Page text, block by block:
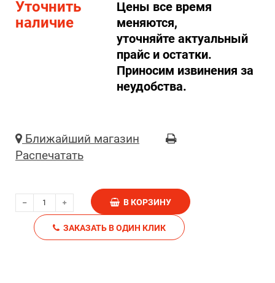
Уточнить
наличие
Цены все время
меняются,
уточняйте актуальный
прайс и остатки.
Приносим извинения за
неудобства.
Ближайший магазин
Распечатать
В КОРЗИНУ
ЗАКАЗАТЬ В ОДИН КЛИК